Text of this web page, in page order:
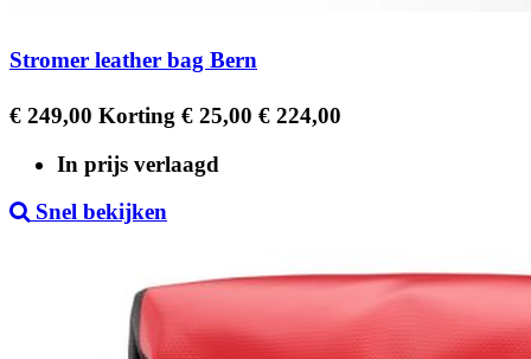
Stromer leather bag Bern
Regular
€ 249,00 Korting € 25,00 Prijs
€ 224,00
In prijs verlaagd
Snel bekijken